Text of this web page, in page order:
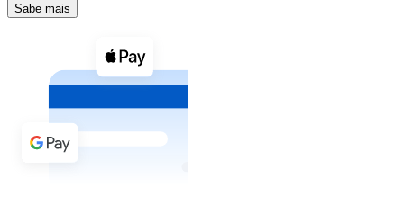
Ver tudo
Cupons cripto
Compre criptomoedas com dinheiro e outros
Comprar com dinheiro
Transferência SEPA
Sabe mais